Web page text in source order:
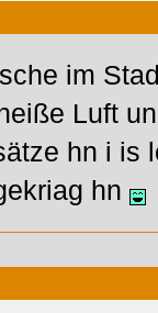
im
Luft
hn i is
hn